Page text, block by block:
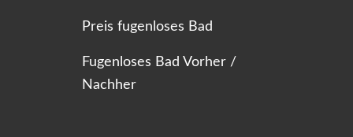
Preis fugenloses Bad
Fugenloses Bad Vorher /
Nachher